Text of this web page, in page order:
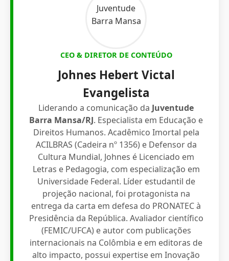
CEO & DIRETOR DE CONTEÚDO
Johnes Hebert Victal
Evangelista
Liderando a comunicação da Juventude
Barra Mansa/RJ. Especialista em Educação e
Direitos Humanos. Acadêmico Imortal pela
ACILBRAS (Cadeira nº 1356) e Defensor da
Cultura Mundial, Johnes é Licenciado em
Letras e Pedagogia, com especialização em
Universidade Federal. Líder estudantil de
projeção nacional, foi protagonista na
entrega da carta em defesa do PRONATEC à
Presidência da República. Avaliador científico
(FEMIC/UFCA) e autor com publicações
internacionais na Colômbia e em editoras de
alto impacto, possui expertise em Inovação